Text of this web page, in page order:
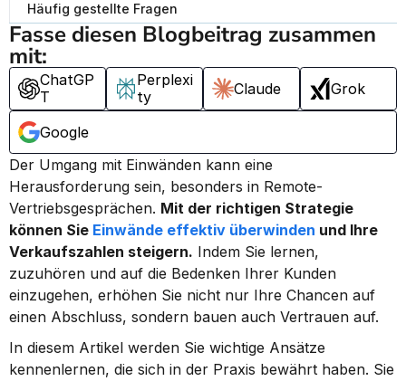
Häufig gestellte Fragen
Fasse diesen Blogbeitrag zusammen
mit:
ChatGP
T
Perplexi
ty
Claude Grok
Google
Der Umgang mit Einwänden kann eine
Herausforderung sein, besonders in Remote-
Vertriebsgesprächen. Mit der richtigen Strategie
können Sie Einwände effektiv überwinden und Ihre
Verkaufszahlen steigern. Indem Sie lernen,
zuzuhören und auf die Bedenken Ihrer Kunden
einzugehen, erhöhen Sie nicht nur Ihre Chancen auf
einen Abschluss, sondern bauen auch Vertrauen auf.
In diesem Artikel werden Sie wichtige Ansätze
kennenlernen, die sich in der Praxis bewährt haben. Sie